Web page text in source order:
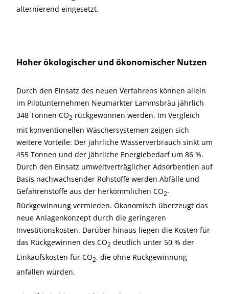
alternierend eingesetzt.
Hoher ökologischer und ökonomischer Nutzen
Durch den Einsatz des neuen Verfahrens können allein
im Pilotunternehmen Neumarkter Lammsbräu jährlich
348 Tonnen CO2 rückgewonnen werden. Im Vergleich
mit konventionellen Wäschersystemen zeigen sich
weitere Vorteile: Der jährliche Wasserverbrauch sinkt um
455 Tonnen und der jährliche Energiebedarf um 86 %.
Durch den Einsatz umweltverträglicher Adsorbentien auf
Basis nachwachsender Rohstoffe werden Abfälle und
Gefahrenstoffe aus der herkömmlichen CO2-
Rückgewinnung vermieden. Ökonomisch überzeugt das
neue Anlagenkonzept durch die geringeren
Investitionskosten. Darüber hinaus liegen die Kosten für
das Rückgewinnen des CO2 deutlich unter 50 % der
Einkaufskosten für CO2, die ohne Rückgewinnung
anfallen würden.